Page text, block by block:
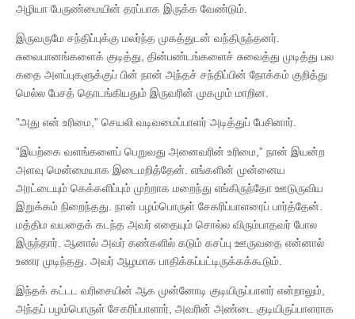
அழியா பேருண்மையின் தரப்பாக இருக்க வேண்டும்.
இருவருமே சந்திப்புக்கு மலர்ந்த முகத்துடன் வந்திருந்தனர்.
சுவைபானங்களைக் குடித்து, தின்பண்டங்களைச் சுவைத்து முடித்து பல
கதை அளப்புகளுக்குப் பின் நான் அந்தச் சந்திப்பின் நோக்கம் குறித்து
மெல்ல பேசத் தொடங்கியதும் இருவரின் முகமும் மாறின.
”அது என் உரிமை,” செயலி வடிவமைப்பாளர் அடித்துப் பேசினார்.
”இயற்கை வளங்களைப் பெறுவது அனைவரின் உரிமை,” நான் இயன்ற
அளவு மென்மையாக இடைமறித்தேன். எங்களின் முன்னைய
அரட்டையும் கெக்களிப்பும் முற்றாக மறைந்து எங்கிருந்தோ ஊடுருவிய
இறுக்கம் நிறைந்தது. நான் பழம்பொருள் சேகரிப்பாளரைப் பார்த்தேன்.
மத்திம வயதைக் கடந்த அவர் எதையும் சொல்ல விரும்பாதவர் போல
இருந்தார். ஆனால் அவர் கண்களில் கடும் கசப்பு ஊருவதை என்னால்
உணர முடிந்தது. அவர் ஆழமாக பாதிக்கப்பட்டிருக்கக்கூடும்.
இந்தக் கட்டட வரிசையின் ஆக முன்னோடி குடியிருப்பாளர் என்றாலும்,
அந்தப் பழம்பொருள் சேகரிப்பாளார், அவரின் அண்டை குடியிருப்பாளராக